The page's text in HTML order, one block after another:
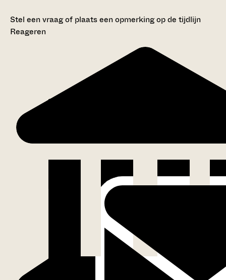
Stel een vraag of plaats een opmerking op de tijdlijn
Reageren